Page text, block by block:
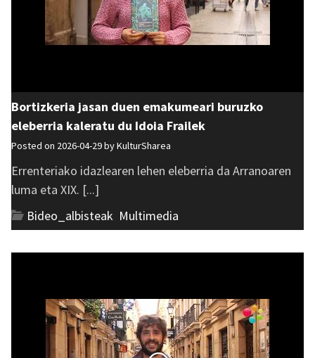
Bortizkeria jasan duen emakumeari buruzko
eleberria kaleratu du Idoia Frailek
Posted on 2026-04-29 byKulturSharea
Errenteriako idazlearen lehen eleberria da Arranoaren
luma eta XIX. [...]
Bideo_albisteak Multimedia